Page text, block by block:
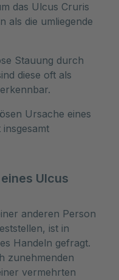
das Ulcus Cruris
als die umliegende
Stauung durch
diese oft als
Ursache eines
Ulcus
anderen Person
ist in
Handeln gefragt.
zunehmenden
vermehrten